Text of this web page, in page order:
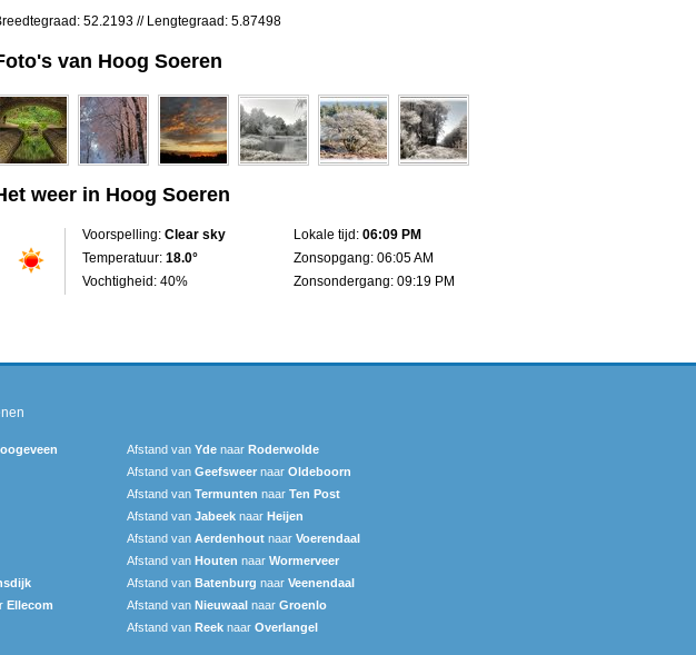
52.2193 // Lengtegraad: 5.87498
van Hoog Soeren
weer in Hoog Soeren
Voorspelling: Clear sky
Temperatuur: 18.0°
Vochtigheid: 40%
Lokale tijd: 06:09 PM
Zonsopgang: 06:05 AM
Zonsondergang: 09:19 PM
Afstand van Yde naar Roderwolde
Afstand van Geefsweer naar Oldeboorn
Afstand van Termunten naar Ten Post
Afstand van Jabeek naar Heijen
Afstand van Aerdenhout naar Voerendaal
Afstand van Houten naar Wormerveer
Afstand van Batenburg naar Veenendaal
Ellecom Afstand van Nieuwaal naar Groenlo
Afstand van Reek naar Overlangel